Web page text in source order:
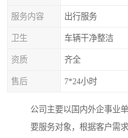
服务内容 出行服务
卫生 车辆干净整洁
资质 齐全
售后 7*24小时
公司主要以国内外企事业
要服务对象，根据客户需